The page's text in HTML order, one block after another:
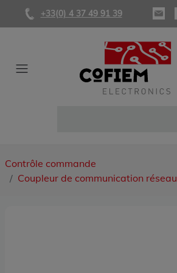
+33(0) 4 37 49 91 39
Contrôle commande
Coupleur de communication réseau